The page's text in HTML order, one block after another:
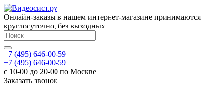
Онлайн-заказы в нашем интернет-магазине принимаются
круглосуточно, без выходных.
+7 (495) 646-00-59
+7 (495) 646-00-59
с 10-00 до 20-00 по Москве
Заказать звонок